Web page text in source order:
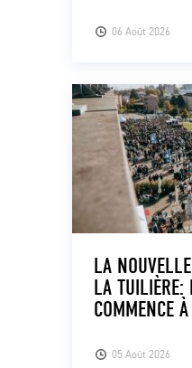
06 Août 2026
05 Août 2026
LA
LA TUILIÈRE:
COMMENCE